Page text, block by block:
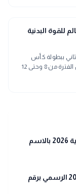
كأس العالم للقوة البدنية
اليوم الثاني ببطولة كأس
العالم للقوة البدنية في نسختها الرابعة والمقامة خلال الفترة من 8 وحتى 12
أعرف درجاتك عندنا.. نتيجة الدبلومات الفنية 2026 بالاسم
استعلم الآن.. نتيجة الدبلومات الفنية 2026 الرسمي برقم